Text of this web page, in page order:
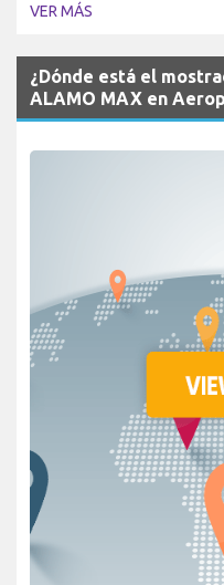
VER MÁS
¿Dónde está el
ALAMO MAX en